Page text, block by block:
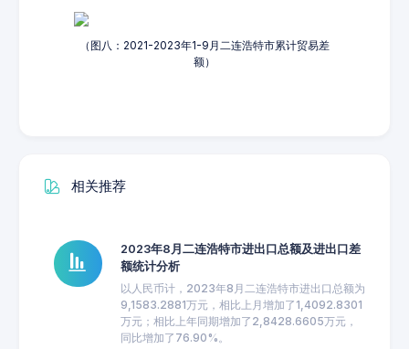
（图八：2021-2023年1-9月二连浩特市累计贸易差
额）
相关推荐
2023年8月二连浩特市进出口总额及进出口差
额统计分析
以人民币计，2023年8月二连浩特市进出口总额为
9,1583.2881万元，相比上月增加了1,4092.8301
万元；相比上年同期增加了2,8428.6605万元，
同比增加了76.90%。